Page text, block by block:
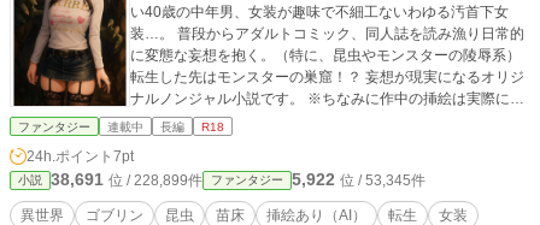
い40歳の中年男、女装が趣味で不細工ないわゆる汚首下女
装…。 普段からアダルトコミック、同人誌を読み漁り日常的
に変態な妄想を抱く。（特に、昆虫やモンスターの陵辱系）
転生した先はモンスターの巣窟！？ 妄想が現実になるオリジ
ナルノンジャル小説です。 ※ちなみに作中の挿絵は実際に女
装した自身の写真をchatgptでアニメ化しているので服装は実
ファンタジー 連載中 長編 R18
24h.ポイント 7pt
小説 38,691 位 / 228,899件 ファンタジー 5,922 位 / 53,345件
異世界 ゴブリン 昆虫 苗床 挿絵あり（AI） 転生 女装